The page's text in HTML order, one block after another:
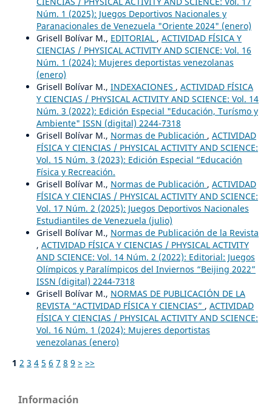
Núm. 1 (2025): Juegos Deportivos Nacionales y
Paranacionales de Venezuela "Oriente 2024" (enero)
Grisell Bolívar M., EDITORIAL , ACTIVIDAD FÍSICA Y
CIENCIAS / PHYSICAL ACTIVITY AND SCIENCE: Vol. 16
Núm. 1 (2024): Mujeres deportistas venezolanas
(enero)
Grisell Bolívar M., INDEXACIONES , ACTIVIDAD FÍSICA
Y CIENCIAS / PHYSICAL ACTIVITY AND SCIENCE: Vol. 14
Núm. 3 (2022): Edición Especial "Educación, Turísmo y
Ambiente" ISSN (digital) 2244-7318
Grisell Bolívar M., Normas de Publicación , ACTIVIDAD
FÍSICA Y CIENCIAS / PHYSICAL ACTIVITY AND SCIENCE:
Vol. 15 Núm. 3 (2023): Edición Especial “Educación
Física y Recreación.
Grisell Bolívar M., Normas de Publicación , ACTIVIDAD
FÍSICA Y CIENCIAS / PHYSICAL ACTIVITY AND SCIENCE:
Vol. 17 Núm. 2 (2025): Juegos Deportivos Nacionales
Estudiantiles de Venezuela (julio)
Grisell Bolívar M., Normas de Publicación de la Revista
, ACTIVIDAD FÍSICA Y CIENCIAS / PHYSICAL ACTIVITY
AND SCIENCE: Vol. 14 Núm. 2 (2022): Editorial: Juegos
Olímpicos y Paralímpicos del Inviernos “Beijing 2022”
ISSN (digital) 2244-7318
Grisell Bolívar M., NORMAS DE PUBLICACIÓN DE LA
REVISTA “ACTIVIDAD FÍSICA Y CIENCIAS” , ACTIVIDAD
FÍSICA Y CIENCIAS / PHYSICAL ACTIVITY AND SCIENCE:
Vol. 16 Núm. 1 (2024): Mujeres deportistas
venezolanas (enero)
1 2 3 4 5 6 7 8 9 > >>
Información